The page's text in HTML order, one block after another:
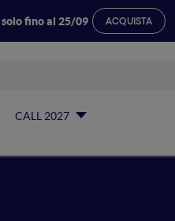
solo fino al 25/09 ACQUISTA
CALL 2027